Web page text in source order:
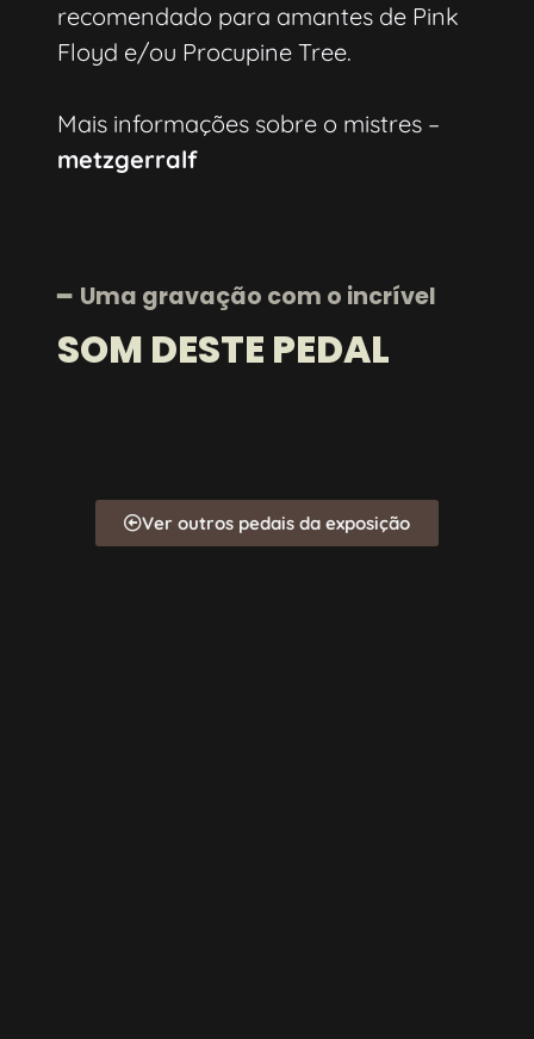
recomendado para amantes de Pink
Floyd e/ou Procupine Tree.
Mais informações sobre o mistres –
metzgerralf
━ Uma gravação com o incrível
SOM DESTE PEDAL
Ver outros pedais da exposição